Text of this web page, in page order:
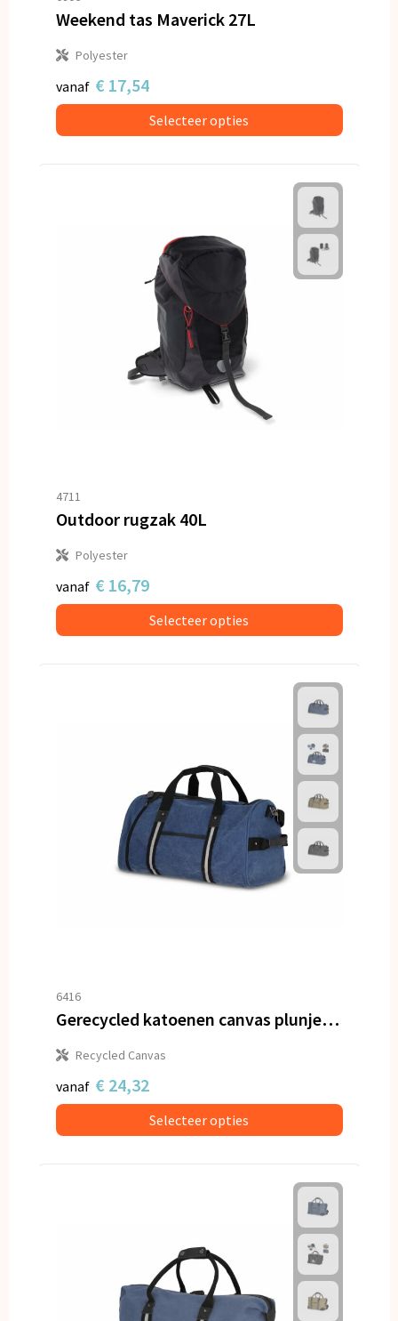
Weekend tas Maverick 27L
Polyester
vanaf € 17,54
Selecteer opties
4711
Outdoor rugzak 40L
Polyester
vanaf € 16,79
Selecteer opties
6416
Gerecycled katoenen canvas plunjezak Harper
Recycled Canvas
vanaf € 24,32
Selecteer opties